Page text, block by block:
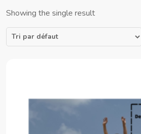
Showing the single result